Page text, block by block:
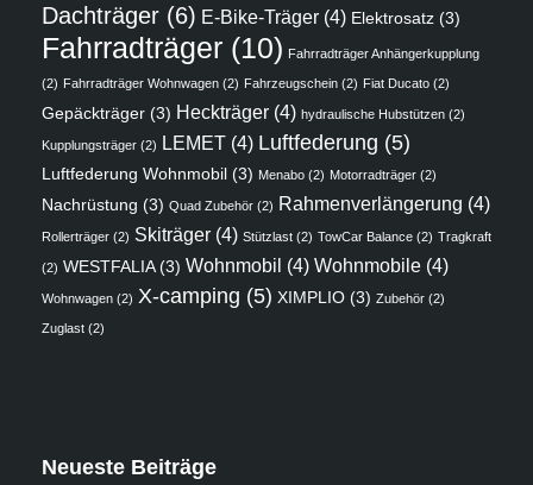
Dachträger (6) E-Bike-Träger (4) Elektrosatz (3)
Fahrradträger (10) Fahrradträger Anhängerkupplung
(2) Fahrradträger Wohnwagen (2) Fahrzeugschein (2) Fiat Ducato (2)
Gepäckträger (3) Heckträger (4) hydraulische Hubstützen (2)
Kupplungsträger (2) LEMET (4) Luftfederung (5)
Luftfederung Wohnmobil (3) Menabo (2) Motorradträger (2)
Nachrüstung (3) Quad Zubehör (2) Rahmenverlängerung (4)
Rollerträger (2) Skiträger (4) Stützlast (2) TowCar Balance (2) Tragkraft
(2) WESTFALIA(3) Wohnmobil (4) Wohnmobile (4)
Wohnwagen (2) X-camping (5) XIMPLIO (3) Zubehör (2)
Zuglast (2)
Neueste Beiträge